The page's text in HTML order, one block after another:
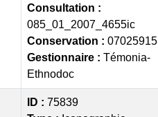
Consultation :
085_01_2007_4655ic
Conservation : 07025915
Gestionnaire : Témonia-
Ethnodoc
ID : 75839